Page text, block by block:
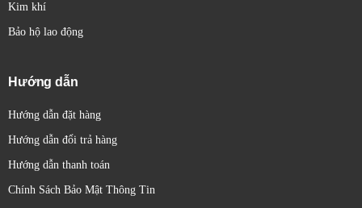
Kim khí
Bảo hộ lao động
Hướng dẫn
Hướng dẫn đặt hàng
Hướng dẫn đổi trả hàng
Hướng dẫn thanh toán
Chính Sách Bảo Mật Thông Tin